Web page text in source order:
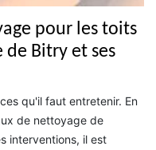
pour les toits
de Bitry et ses
qu'il faut entretenir. En
de nettoyage de
interventions, il est